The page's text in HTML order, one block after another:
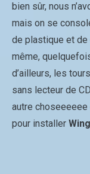
bien sûr, nous
mais on se
de plastique et de
même,
d’ailleurs, les
sans lecteur de
autre
pour installer